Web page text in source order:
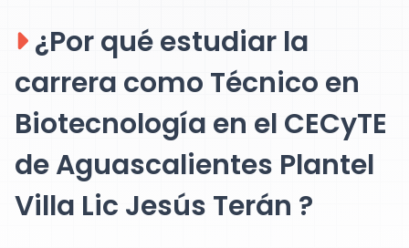
¿Por qué estudiar la
carrera como Técnico en
Biotecnología en el CECyTE
de Aguascalientes Plantel
Villa Lic Jesús Terán ?